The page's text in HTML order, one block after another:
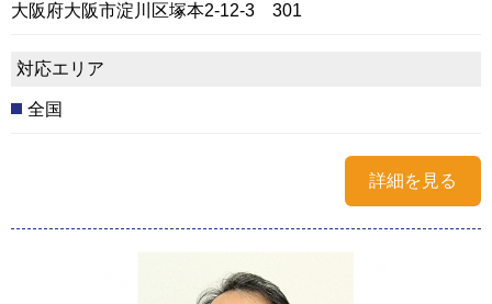
大阪府大阪市淀川区塚本2‐12‐3 301
対応エリア
全国
詳細を見る